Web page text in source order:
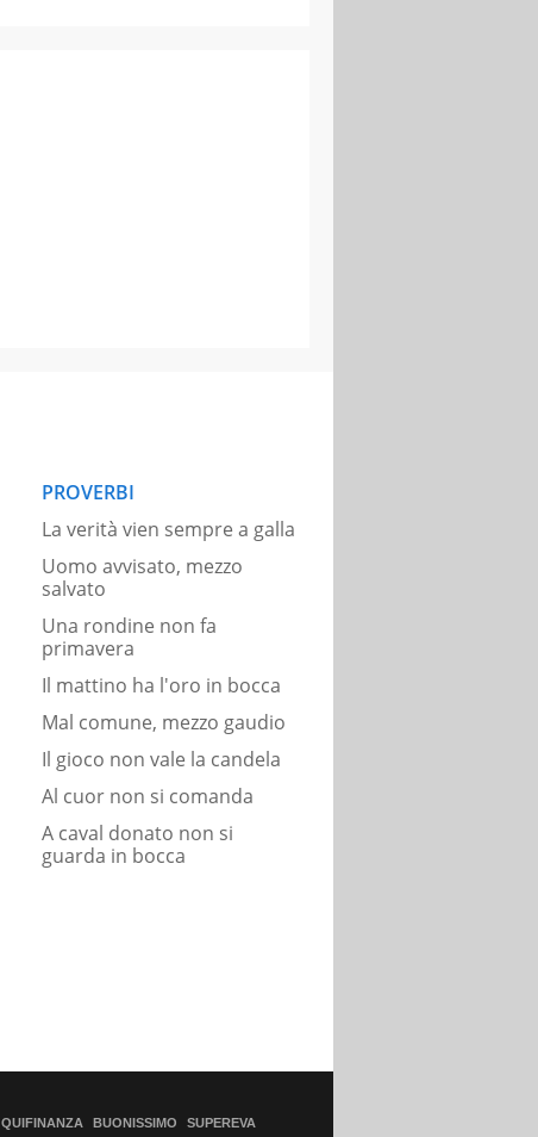
PROVERBI
La verità vien sempre a galla
Uomo avvisato, mezzo
salvato
Una rondine non fa
primavera
Il mattino ha l'oro in bocca
Mal comune, mezzo gaudio
Il gioco non vale la candela
Al cuor non si comanda
A caval donato non si
guarda in bocca
QUIFINANZA BUONISSIMO SUPEREVA